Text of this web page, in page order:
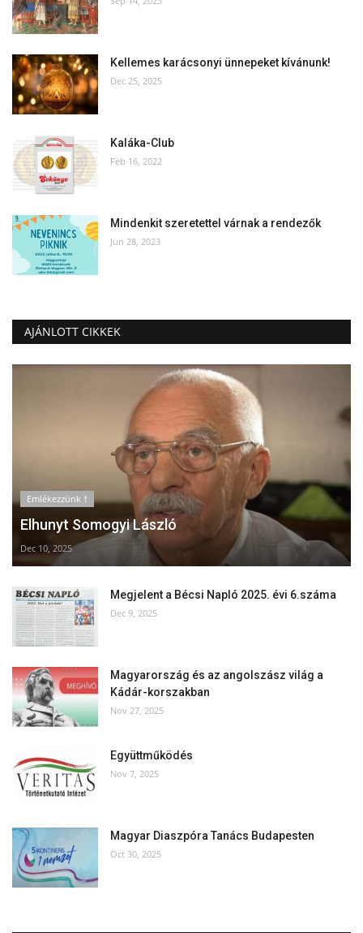
Kellemes karácsonyi ünnepeket kívánunk!
Dec 25, 2025
Kaláka-Club
Feb 16, 2022
Mindenkit szeretettel várnak a rendezők
Jun 28, 2023
AJÁNLOTT CIKKEK
Emlékezzünk †
Elhunyt Somogyi László
Dec 10, 2025
Megjelent a Bécsi Napló 2025. évi 6.száma
Dec 9, 2025
Magyarország és az angolszász világ a
Kádár-korszakban
Nov 27, 2025
Együttműködés
Nov 7, 2025
Magyar Diaszpóra Tanács Budapesten
Oct 30, 2025